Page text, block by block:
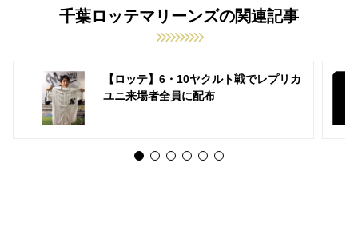
千葉ロッテマリーンズの関連記事
【ロッテ】6・10ヤクルト戦でレプリカ
ユニ来場者全員に配布